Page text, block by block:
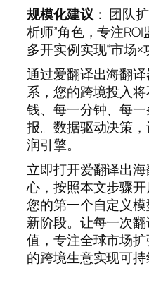
规模化建议 ： 团队
析师”角色，专注
多开实例实现“市场×
通过爱翻译出海翻
系，您的跨境投入
钱、每一分钟、每
报。数据驱动决策
润引擎。
立即打开爱翻译出
心，按照本文步骤
您的第一个自定义
新阶段。让每一次
值，专注全球市场
的跨境生意实现可持